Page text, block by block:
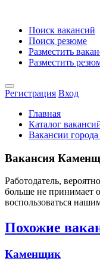
Поиск вакансий
Поиск резюме
Разместить
Разместить
Регистрация Вход
Главная
Каталог
Вакансии
Вакансия
Работодатель,
больше не принимает
воспользоваться
Похожие
Каменщик